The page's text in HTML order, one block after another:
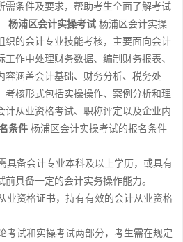
需条件及要求，帮助考生全面了解考试
杨浦区会计实操考试 杨浦区会计实操
织的会计专业技能考核，主要面向会计
作中处理财务数据、编制财务报表、
容涵盖会计基础、财务分析、税务处
考核形式包括实操操作、案例分析和理
计从业资格考试、职称评定以及企业内
条件 杨浦区会计实操考试的报名条件
具备会计专业本科及以上学历，或具有
具备一定的会计实务操作能力。
业资格证书，持有有效的会计从业资格
考试和实操考试两部分，考生需在规定